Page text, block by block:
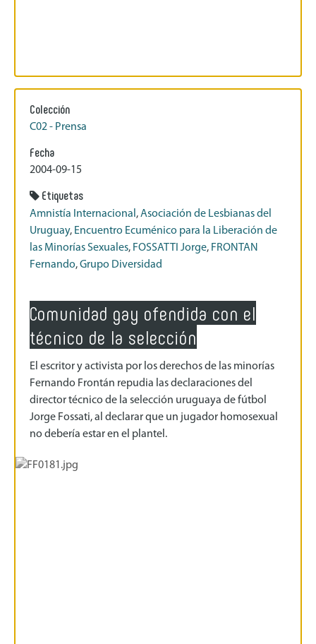
Colección
C02 - Prensa
Fecha
2004-09-15
Etiquetas
Amnistía Internacional ,Asociación de Lesbianas del
Uruguay, Encuentro Ecuménico para la Liberación de
las Minorías Sexuales, FOSSATTI Jorge, FRONTAN
Fernando,Grupo Diversidad
Comunidad gay ofendida con el
técnico de la selección
El escritor y activista por los derechos de las minorías
Fernando Frontán repudia las declaraciones del
director técnico de la selección uruguaya de fútbol
Jorge Fossati, al declarar que un jugador homosexual
no debería estar en el plantel.